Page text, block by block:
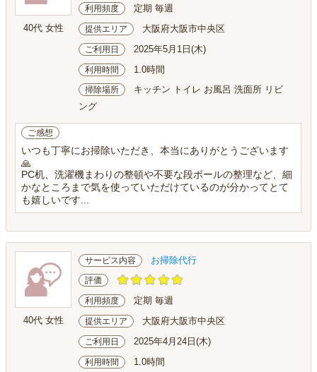
40代 女性
利用頻度 定期 毎週
提供エリア 大阪府大阪市中央区
ご利用日 2025年5月1日(木)
利用時間 1.0時間
掃除場所
キッチン トイレ お風呂 洗面所 リビ
ング
ご感想
いつも丁寧にお掃除いただき、本当にありがとうございます
🙏
PC机、洗濯機まわりの整頓や不要な段ボールの整理など、細
かなところまで気を使っていただけているのが分かってとて
も嬉しいです...
40代 女性
サービス内容 お掃除代行
評価
利用頻度 定期 毎週
提供エリア 大阪府大阪市中央区
ご利用日 2025年4月24日(木)
利用時間 1.0時間